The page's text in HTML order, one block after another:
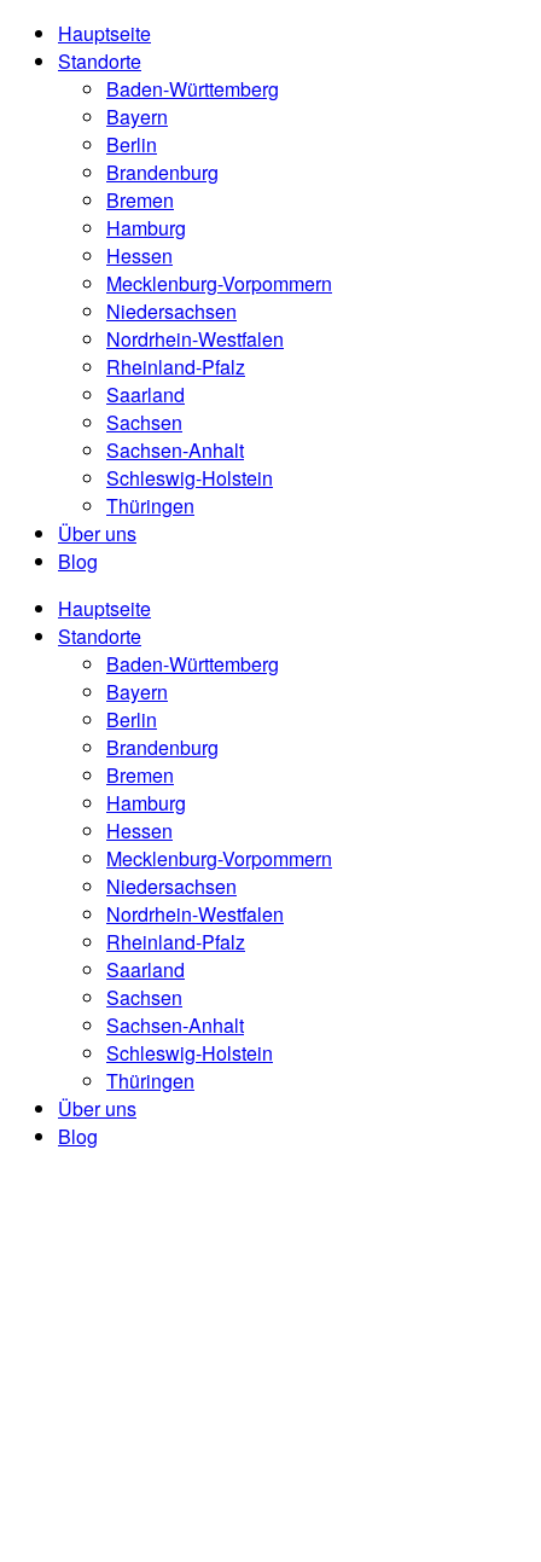
Hauptseite
Standorte
Baden-Württemberg
Bayern
Berlin
Brandenburg
Bremen
Hamburg
Hessen
Mecklenburg-Vorpommern
Niedersachsen
Nordrhein-Westfalen
Rheinland-Pfalz
Saarland
Sachsen
Sachsen-Anhalt
Schleswig-Holstein
Thüringen
Über uns
Blog
Hauptseite
Standorte
Baden-Württemberg
Bayern
Berlin
Brandenburg
Bremen
Hamburg
Hessen
Mecklenburg-Vorpommern
Niedersachsen
Nordrhein-Westfalen
Rheinland-Pfalz
Saarland
Sachsen
Sachsen-Anhalt
Schleswig-Holstein
Thüringen
Über uns
Blog